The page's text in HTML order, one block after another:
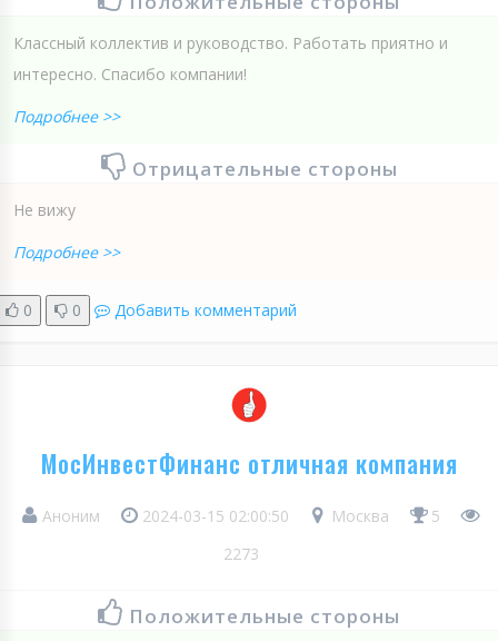
Классный коллектив и руководство. Работать приятно и
интересно. Спасибо компании!
Подробнее >>
Отрицательные стороны
Не вижу
Подробнее >>
0 0 Добавить комментарий
МосИнвестФинанс отличная компания
Аноним 2024-03-15 02:00:50 Москва
5
2273
Положительные стороны